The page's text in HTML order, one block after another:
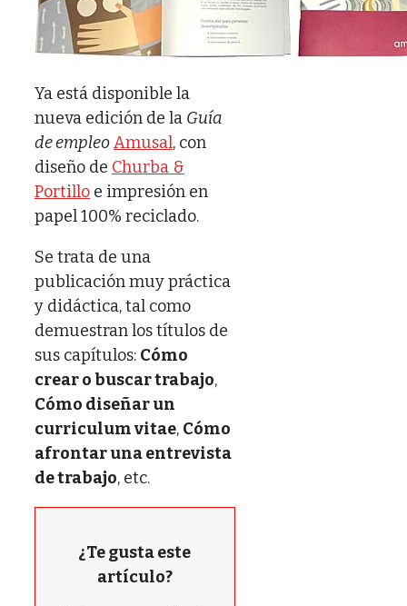
Ya está disponible la
nueva edición de la Guía
de empleoAmusal, con
diseño de Churba &
Portillo e impresión en
papel 100% reciclado.
Se trata de una
publicación muy práctica
y didáctica, tal como
demuestran los títulos de
sus capítulos: Cómo
crear o buscar trabajo,
Cómo diseñar un
curriculum vitae, Cómo
afrontar una entrevista
de trabajo, etc.
¿Te gusta este
artículo?